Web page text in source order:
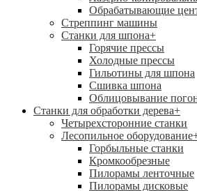
Обрабатывающие
Стреппинг машины
Станки для шпона+
Горячие прессы
Холодные прессы
Гильотины для шпона
Сшивка шпона
Облицовывание
Станки для обработки дерева+
Четырехсторонние станки
Лесопильное оборудование
Горбыльные станки
Кромкообрезные
Пилорамы ленточные
Пилорамы дисковые